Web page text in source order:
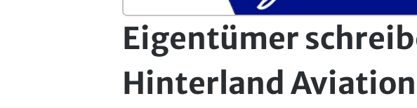
Eigentümer
Hinterland